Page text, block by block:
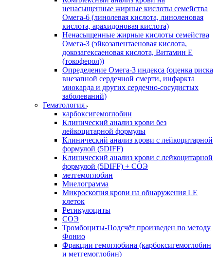
ненасыщенные жирные кислоты семейства
Омега-6 (линолевая кислота, линоленовая
кислота, арахидоновая кислота)
Ненасыщенные жирные кислоты семейства
Омега-3 (эйкозапентаеновая кислота,
докозагексаеновая кислота, Витамин E
(токоферол))
Определение Омега-3 индекса (оценка риска
внезапной сердечной смерти, инфаркта
миокарда и других сердечно-сосудистых
заболеваний)
Гематология
карбоксигемоглобин
Клинический анализ крови без
лейкоцитарной формулы
Клинический анализ крови с лейкоцитарной
формулой (5DIFF)
Клинический анализ крови с лейкоцитарной
формулой (5DIFF) + СОЭ
метгемоглобин
Миелограмма
Микроскопия крови на обнаружения LE
клеток
Ретикулоциты
СОЭ
Тромбоциты-Подсчёт произведен по методу
Фонио
Фракции гемоглобина (карбоксигемоглобин
и метгемоглобин)